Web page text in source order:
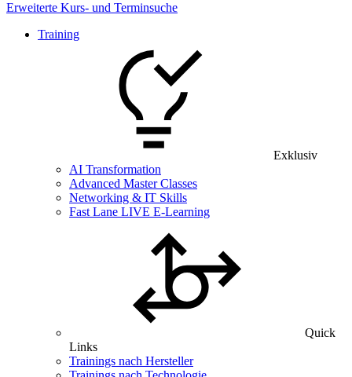
Erweiterte Kurs- und Terminsuche
Training
Exklusiv
AI Transformation
Advanced Master Classes
Networking & IT Skills
Fast Lane LIVE E-Learning
Quick
Links
Trainings nach Hersteller